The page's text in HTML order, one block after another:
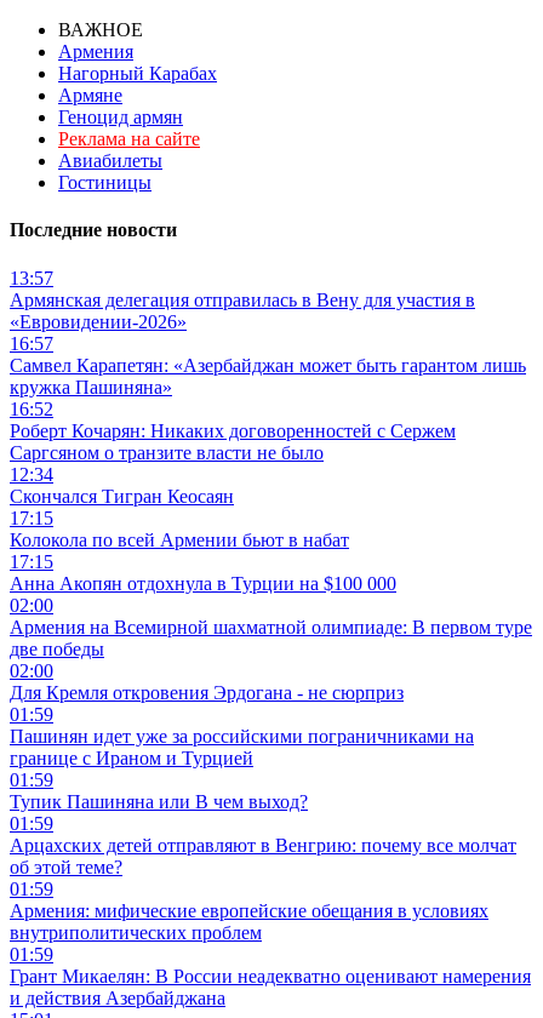
ВАЖНОЕ
Армения
Нагорный Карабах
Армяне
Геноцид армян
Реклама на сайте
Авиабилеты
Гостиницы
Последние новости
13:57
Армянская делегация отправилась в Вену для участия в
«Евровидении-2026»
16:57
Самвел Карапетян: «Азербайджан может быть гарантом лишь
кружка Пашиняна»
16:52
Роберт Кочарян: Никаких договоренностей с Сержем
Саргсяном о транзите власти не было
12:34
Скончался Тигран Кеосаян
17:15
Колокола по всей Армении бьют в набат
17:15
Анна Акопян отдохнула в Турции на $100 000
02:00
Армения на Всемирной шахматной олимпиаде: В первом туре
две победы
02:00
Для Кремля откровения Эрдогана - не сюрприз
01:59
Пашинян идет уже за российскими пограничниками на
границе с Ираном и Турцией
01:59
Тупик Пашиняна или В чем выход?
01:59
Арцахских детей отправляют в Венгрию: почему все молчат
об этой теме?
01:59
Армения: мифические европейские обещания в условиях
внутриполитических проблем
01:59
Грант Микаелян: В России неадекватно оценивают намерения
и действия Азербайджана